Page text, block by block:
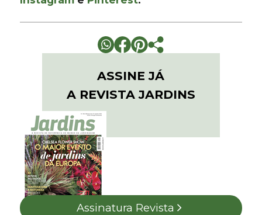
ASSINE JÁ
A REVISTA JARDINS
Assinatura Revista